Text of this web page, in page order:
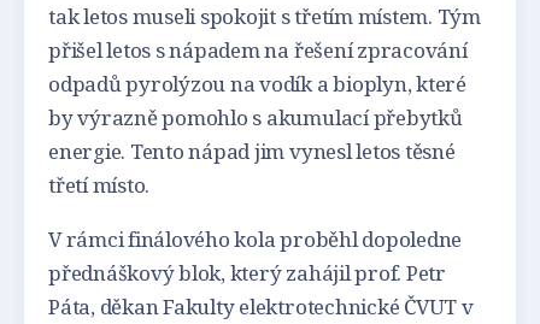
tak letos museli spokojit s třetím místem. Tým
přišel letos s nápadem na řešení zpracování
odpadů pyrolýzou na vodík a bioplyn, které
by výrazně pomohlo s akumulací přebytků
energie. Tento nápad jim vynesl letos těsné
třetí místo.
V rámci finálového kola proběhl dopoledne
přednáškový blok, který zahájil prof. Petr
Páta, děkan Fakulty elektrotechnické ČVUT v